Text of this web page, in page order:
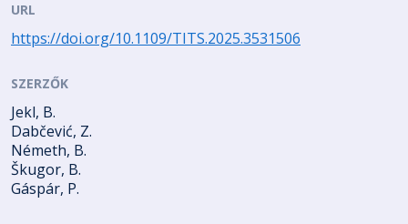
URL
https://doi.org/10.1109/TITS.2025.3531506
SZERZŐK
Jekl, B.
Dabčević, Z.
Németh, B.
Škugor, B.
Gáspár, P.